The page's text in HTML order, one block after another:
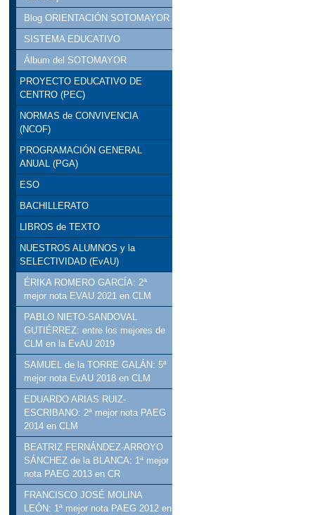
Blog ORIENTACIÓN SOTOMAYOR
SISTEMA EDUCATIVO
Álbum del SOTOMAYOR
PROYECTO EDUCATIVO DE
CENTRO (PEC)
NORMAS de CONVIVENCIA
(NCOF)
PROGRAMACIÓN GENERAL
ANUAL (PGA)
ESO
BACHILLERATO
LIBROS de TEXTO
NUESTROS ALUMNOS y la
SELECTIVIDAD (EvAU)
ÉRIKA ROMERO GARCÍA: 2ª
mejor nota EVAU 2021 en CLM
PABLO NIETO-SANDOVAL
GUTIÉRREZ: entre los mejores de
CLM en la EvAU 2019
SAMUEL de la TORRE GALÁN: 5ª
mejor nota EvAU 2018 en CLM
EDUARDO ARIAS RUIZ-
ESCRIBANO: 2ª mejor nota PAEG
2014 en CLM
BEATRIZ FERNÁNDEZ-ARROYO
SÁNCHEZ de la BLANCA: 1ª mejor
nota PAEG 2013 en CR
FRANCISCO JOSÉ MOLINA
LEÓN: 1ª mejor nota PAEG 2012 en